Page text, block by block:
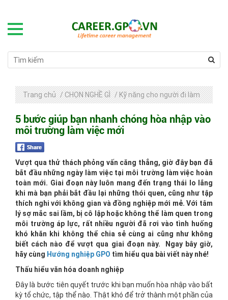
Trang chủ / CHỌN NGHỀ GÌ / Kỹ năng cho người đi làm
5 bước giúp bạn nhanh chóng hòa nhập vào
môi trường làm việc mới
Vượt qua thử thách phỏng vấn căng thẳng, giờ đây bạn đã
bắt đầu những ngày làm việc tại môi trường làm việc hoàn
toàn mới. Giai đoạn này luôn mang đến trạng thái lo lắng
khi mà bạn phải bắt đầu lại những thói quen, cũng như tập
thích nghi với không gian và đồng nghiệp mới mẻ. Với tâm
lý sợ mắc sai lầm, bị cô lập hoặc không thể làm quen trong
môi trường áp lực, rất nhiều người đã rơi vào tình huống
khó khăn khi không thể chia sẻ cùng ai cũng như không
biết cách nào để vượt qua giai đoạn này. Ngay bây giờ,
hãy cùng Hướng nghiệp GPO tìm hiểu qua bài viết này nhé!
Thấu hiểu văn hóa doanh nghiệp
Đây là bước tiên quyết trước khi bạn muốn hòa nhập vào bất
kỳ tổ chức, tập thể nào. Thật khó để trở thành một phần của